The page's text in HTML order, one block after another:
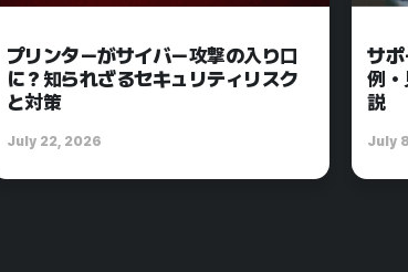
プリンターがサイバー攻撃の入り口
に？知られざるセキュリティリスク
と対策
July 22, 2026
サ
例
説
July